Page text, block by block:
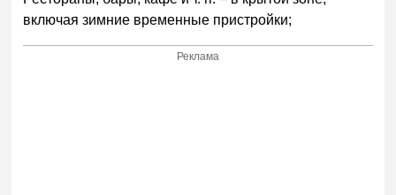
включая зимние временные пристройки;
Реклама